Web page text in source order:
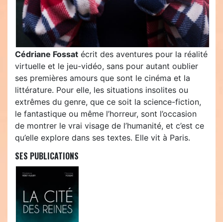
Cédriane Fossat écrit des aventures pour la réalité
virtuelle et le jeu-vidéo, sans pour autant oublier
ses premières amours que sont le cinéma et la
littérature. Pour elle, les situations insolites ou
extrêmes du genre, que ce soit la science-fiction,
le fantastique ou même l’horreur, sont l’occasion
de montrer le vrai visage de l’humanité, et c’est ce
qu’elle explore dans ses textes. Elle vit à Paris.
SES PUBLICATIONS